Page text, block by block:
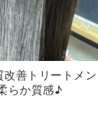
善トリートメ
らか質感♪